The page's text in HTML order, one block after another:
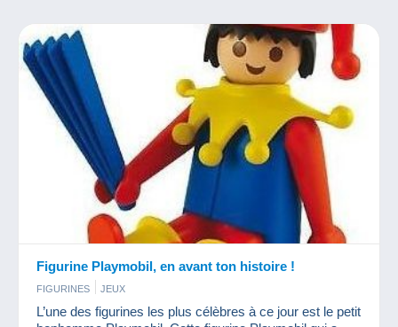
Figurine Playmobil, en avant ton histoire !
FIGURINES JEUX
L’une des figurines les plus célèbres à ce jour est le petit